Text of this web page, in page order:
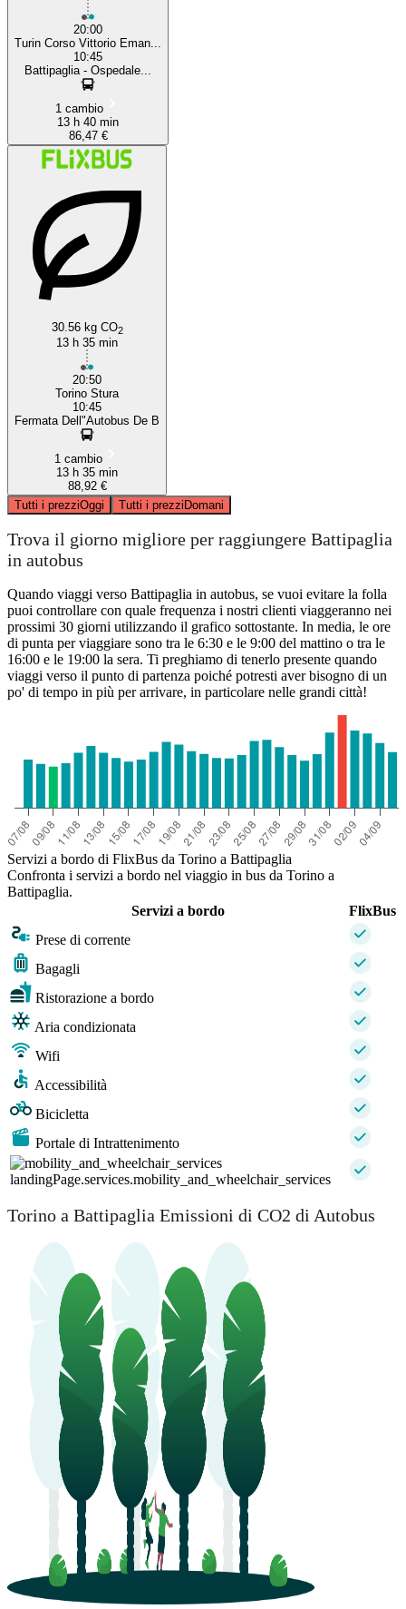
20:00
Turin Corso Vittorio Eman...
10:45
Battipaglia - Ospedale...
1 cambio
13 h 40 min
86,47 €
30.56 kg CO2
13 h 35 min
20:50
Torino Stura
10:45
Fermata Dell"Autobus De B
1 cambio
13 h 35 min
88,92 €
Tutti i prezziOggi Tutti i prezziDomani
Trova il giorno migliore per raggiungere Battipaglia
in autobus
Quando viaggi verso Battipaglia in autobus, se vuoi evitare la folla
puoi controllare con quale frequenza i nostri clienti viaggeranno nei
prossimi 30 giorni utilizzando il grafico sottostante. In media, le ore
di punta per viaggiare sono tra le 6:30 e le 9:00 del mattino o tra le
16:00 e le 19:00 la sera. Ti preghiamo di tenerlo presente quando
viaggi verso il punto di partenza poiché potresti aver bisogno di un
po' di tempo in più per arrivare, in particolare nelle grandi città!
Servizi a bordo di FlixBus da Torino a Battipaglia
Confronta i servizi a bordo nel viaggio in bus da Torino a
Battipaglia.
Servizi a bordo
FlixBus
Prese di corrente
Bagagli
Ristorazione a bordo
Aria condizionata
Wifi
Accessibilità
Bicicletta
Portale di Intrattenimento
landingPage.services.mobility_and_wheelchair_services
Torino a Battipaglia Emissioni di CO2 di Autobus